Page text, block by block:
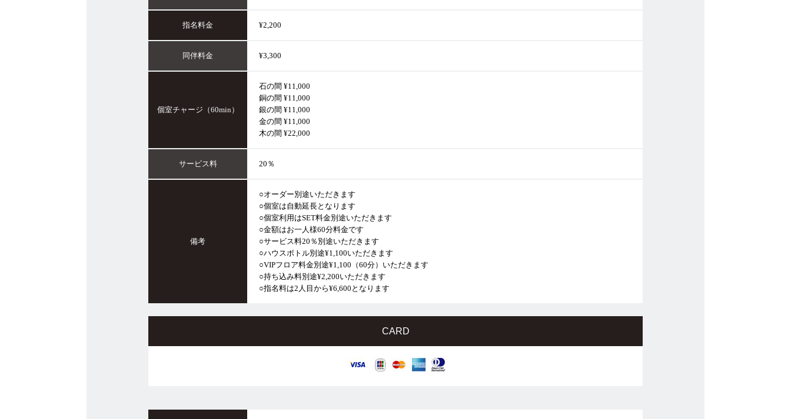
指名料金 ¥2,200
同伴料金 ¥3,300
個室チャージ（60min）
石の間 ¥11,000
銅の間 ¥11,000
銀の間 ¥11,000
金の間 ¥11,000
木の間 ¥22,000
サービス料 20％
備考
○オーダー別途いただきます
○個室は自動延長となります
○個室利用はSET料金別途いただきます
○金額はお一人様60分料金です
○サービス料20％別途いただきます
○ハウスボトル別途¥1,100いただきます
○VIPフロア料金別途¥1,100（60分）いただきます
○持ち込み料別途¥2,200いただきます
○指名料は2人目から¥6,600となります
CARD